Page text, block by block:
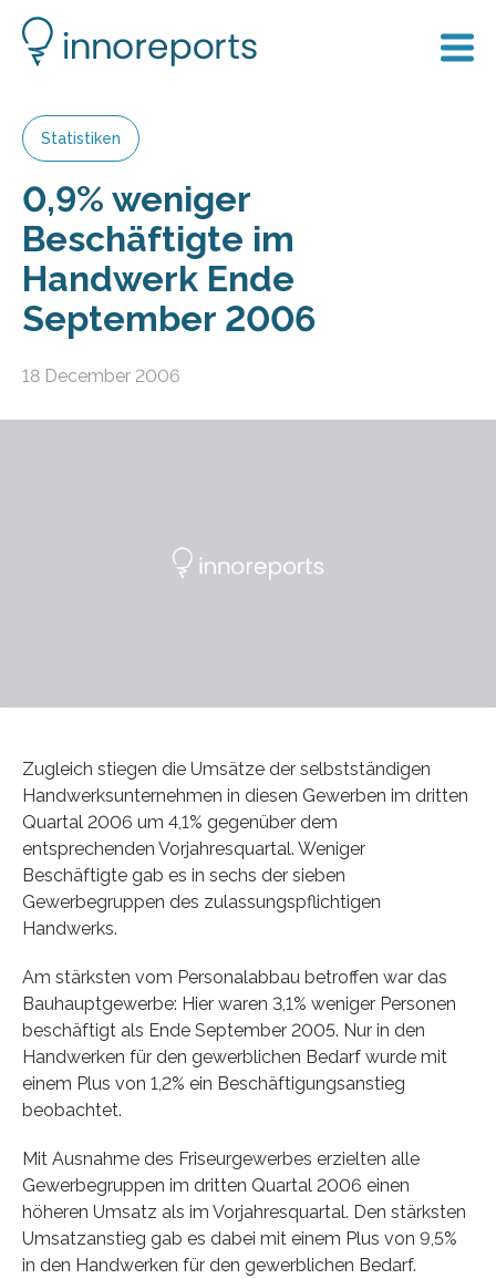
Statistiken
0,9% weniger
Beschäftigte im
Handwerk Ende
September 2006
18 December 2006
Zugleich stiegen die Umsätze der selbstständigen
Handwerksunternehmen in diesen Gewerben im dritten
Quartal 2006 um 4,1% gegenüber dem
entsprechenden Vorjahresquartal. Weniger
Beschäftigte gab es in sechs der sieben
Gewerbegruppen des zulassungspflichtigen
Handwerks.
Am stärksten vom Personalabbau betroffen war das
Bauhauptgewerbe: Hier waren 3,1% weniger Personen
beschäftigt als Ende September 2005. Nur in den
Handwerken für den gewerblichen Bedarf wurde mit
einem Plus von 1,2% ein Beschäftigungsanstieg
beobachtet.
Mit Ausnahme des Friseurgewerbes erzielten alle
Gewerbegruppen im dritten Quartal 2006 einen
höheren Umsatz als im Vorjahresquartal. Den stärksten
Umsatzanstieg gab es dabei mit einem Plus von 9,5%
in den Handwerken für den gewerblichen Bedarf.